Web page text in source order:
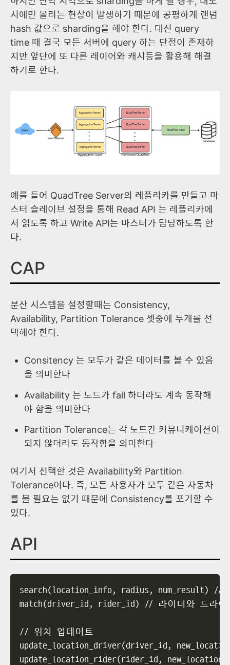
시에만 몰리는 현상이 발생하기 때문에 공평하게 랜덤
hash 값으로 sharding을 해야 한다. 대신 query
time 때 결국 모든 서버에 query 하는 단점이 존재하
지만 앞단에 또 다른 레이어와 캐시등을 활용해 해결
하기로 한다.
예를 들어 QuadTree Server의 레플리카를 만들고 마
스터 슬레이브 설정을 통해 Read API 는 레플리카에
서 읽도록 하고 Write API는 마스터가 담당하도록 한
다.
CAP
분산 시스템을 설정할때는 Consistency,
Availability, Partition Tolerance 셋중에 두개를 선
택해야 한다.
Consitency 는 모두가 같은 데이터를 볼 수 있음
을 의미한다
Availability 는 노드가 fail 하더라도 계속 동작해
야 함을 의미한다
Partition Tolerance는 각 노드간 커뮤니케이션이
되지 않더라도 동작함을 의미한다
여기서 선택한 것은 Availability와 Partition
Tolerance이다. 즉, 모든 사용자가 모두 같은 자동차
를 볼 필요는 없기 때문에 Consistency를 포기할 수
있다.
API
search(location_info, radius, num_result) //
match(driver_id, rider_id) // 라이더와 드라이
// 위치 업데이트
update_location_driver(driver_id,
update_location_rider(rider_id, new_location)